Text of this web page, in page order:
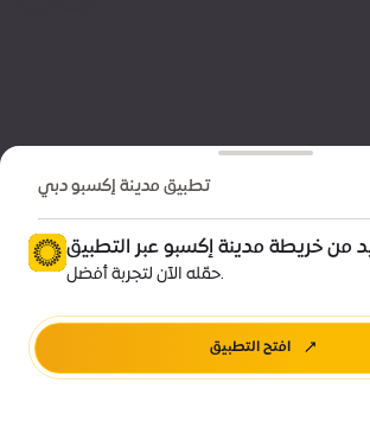
تطبيق مدينة إكسبو دبي
من خريطة مدينة إكسبو عبر التطبيق
حمّله الآن لتجربة أفضل.
افتح التطبيق